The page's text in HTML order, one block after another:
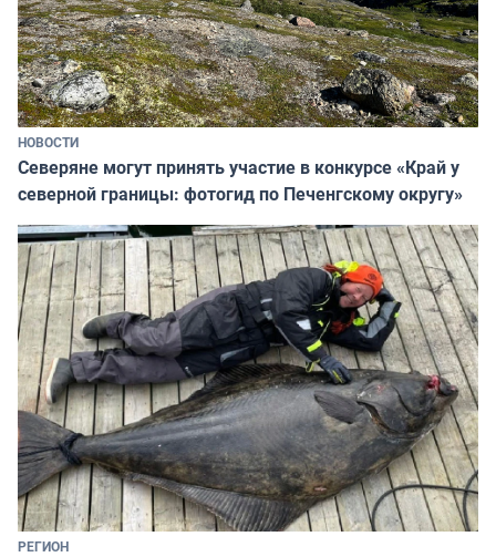
НОВОСТИ
Северяне могут принять участие в конкурсе «Край у
северной границы: фотогид по Печенгскому округу»
РЕГИОН